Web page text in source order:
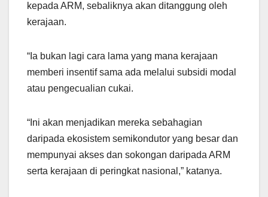
kepada ARM, sebaliknya akan ditanggung oleh
kerajaan.
“Ia bukan lagi cara lama yang mana kerajaan
memberi insentif sama ada melalui subsidi modal
atau pengecualian cukai.
“Ini akan menjadikan mereka sebahagian
daripada ekosistem semikondutor yang besar dan
mempunyai akses dan sokongan daripada ARM
serta kerajaan di peringkat nasional,” katanya.